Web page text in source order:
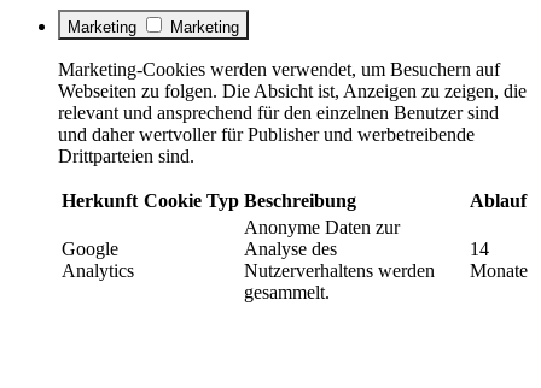
Marketing Marketing
Marketing-Cookies werden verwendet, um Besuchern auf
Webseiten zu folgen. Die Absicht ist, Anzeigen zu zeigen, die
relevant und ansprechend für den einzelnen Benutzer sind
und daher wertvoller für Publisher und werbetreibende
Drittparteien sind.
Herkunft Cookie Typ Beschreibung Ablauf
Google
Analytics
Anonyme Daten zur
Analyse des
Nutzerverhaltens werden
gesammelt.
14
Monate